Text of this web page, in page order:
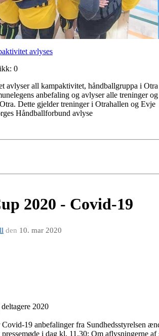
avlyses
0
avlyser all kampaktivitet, håndballgruppa i Otra
anbefaling og avlyser alle treninger og
Dette gjelder treninger i Otrahallen og Evje
Håndballforbund avlyse
2020 - Covid-19
den 10. mar 2020
2020
Covid-19 anbefalinger fra Sundhedsstyrelsen
i dag kl. 11.30: Om aflysningerne af